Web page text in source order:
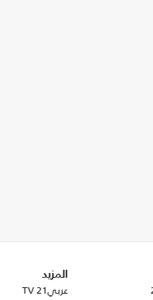
المزيد
عربي21 TV